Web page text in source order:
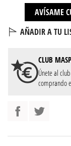
AVÍSAME
AÑADIR A TU
CLUB
Únete al
comprando